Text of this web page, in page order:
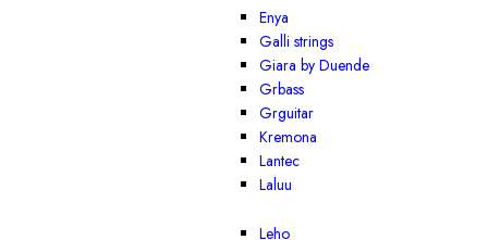
Enya
Galli strings
Giara by Duende
Grbass
Grguitar
Kremona
Lantec
Laluu
Leho